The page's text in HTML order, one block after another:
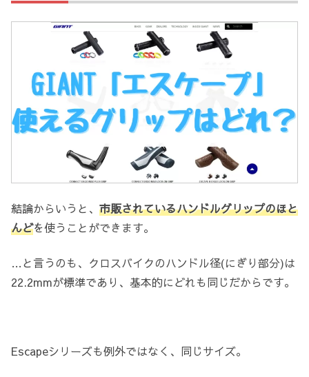
結論からいうと、 市販されているハンドルグリップのほと
んどを使うことができます。
…と言うのも、クロスバイクのハンドル径(にぎり部分)は
22.2mmが標準であり、基本的にどれも同じだからです。
Escapeシリーズも例外ではなく、同じサイズ。